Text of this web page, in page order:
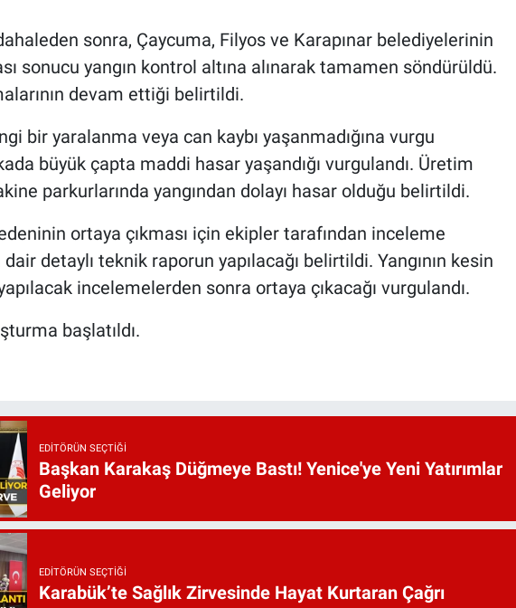
sonra, Çaycuma, Filyos ve Karapınar belediyelerinin
sonucu yangın kontrol altına alınarak tamamen söndürüldü.
devam ettiği belirtildi.
bir yaralanma veya can kaybı yaşanmadığına vurgu
büyük çapta maddi hasar yaşandığı vurgulandı. Üretim
parkurlarında yangından dolayı hasar olduğu belirtildi.
ortaya çıkması için ekipler tarafından inceleme
dair detaylı teknik raporun yapılacağı belirtildi. Yangının kesin
incelemelerden sonra ortaya çıkacağı vurgulandı.
başlatıldı.
EDITÖRÜN SEÇTIĞI
Başkan Karakaş Düğmeye Bastı! Yenice'ye Yeni Yatırımlar
Geliyor
EDITÖRÜN SEÇTIĞI
Karabük’te Sağlık Zirvesinde Hayat Kurtaran Çağrı